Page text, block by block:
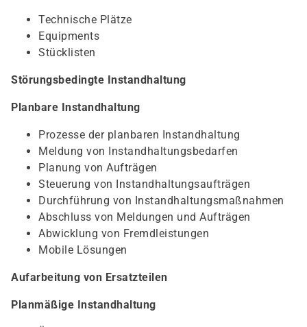
Technische Plätze
Equipments
Stücklisten
Störungsbedingte Instandhaltung
Planbare Instandhaltung
Prozesse der planbaren Instandhaltung
Meldung von Instandhaltungsbedarfen
Planung von Aufträgen
Steuerung von Instandhaltungsaufträgen
Durchführung von Instandhaltungsmaßnahmen
Abschluss von Meldungen und Aufträgen
Abwicklung von Fremdleistungen
Mobile Lösungen
Aufarbeitung von Ersatzteilen
Planmäßige Instandhaltung